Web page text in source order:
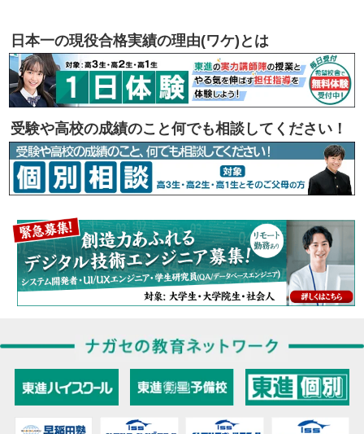
日本一の現役合格実績の理由(ワケ)とは
受験や高校の成績のこと何でも相談してください！